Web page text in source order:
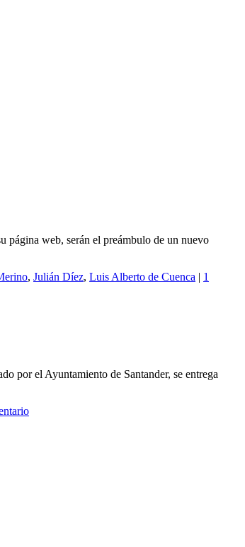
página web, serán el preámbulo de un nuevo
, Julián Díez, Luis Alberto de Cuenca | 1
por el Ayuntamiento de Santander, se entrega